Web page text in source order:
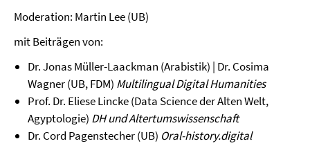
Moderation: Martin Lee (UB)
mit Beiträgen von:
Dr. Jonas Müller-Laackman (Arabistik) | Dr. Cosima
Wagner (UB, FDM) Multilingual Digital Humanities
Prof. Dr. Eliese Lincke (Data Science der Alten Welt,
Agyptologie) DH und Altertumswissenschaft
Dr. Cord Pagenstecher (UB) Oral-history.digital